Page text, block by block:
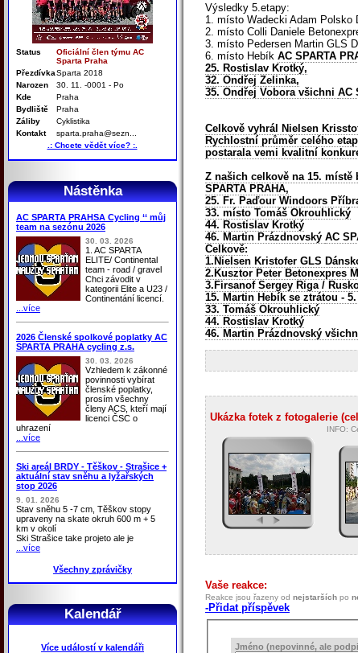
Status
Oficiální člen týmu AC
Sparta Praha
PřezdívkaSparta 2018
Narozen
30. 11. -0001 - Po
Kde
Praha
Bydliště
Praha
Záliby
Cyklistika
Kontakt
sparta.praha@sezn...
.: Chcete vědět více? :.
Nástěnka
AC SPARTA PRAHSA Cycling ‘‘ můj
team na sezónu 2026
30. 03. 2026
1. AC SPARTA
ELITE/ Continental
team - road / gravel
Chci závodit v
kategorii Elite a U23 /
Continentání licencí.
...více
2026 Členské spolkové poplatky AC
SPARTA PRAHA cycling z.s.
30. 03. 2026
Vzhledem k zákonné
povinnosti vybírat
členské poplatky,
prosím všechny
členy ACS, kteří mají
licenci ČSC o
uhrazení
...více
Ski areál BRDY - Těškov - Strašice +
aktuální stav sněhu a lyžařských
stop 2026
9. 01. 2026
Stav sněhu 5 -7 cm, Těškov stopy
upraveny na skate okruh 600 m + 5
km v okolí
Ski Strašice take projeto ale je
...více
Všechny zprávičky
Kalendář
Více událostí v kalendáři
Výsledky 5.etapy:
1. místo Wadecki Adam Polsko
2. místo Colli Daniele
3. místo Pedersen Martin GLS
6. místo Hebík AC SPARTA
25. Rostislav Krotký,
32. Ondřej Zelinka,
35. Ondřej Vobora všichni AC
Celkově vyhrál Nielsen
Rychlostní průměr celého
postarala vemi kvalitní
Z našich celkově na 15. místě
SPARTA PRAHA,
25. Fr. Paďour Windoors
33. místo Tomáš Okrouhlický
44. Rostislav Krotký
46. Martin Prázdnovský AC
Celkově:
1.Nielsen Kristofer GLS
2.Kusztor Peter Betonexpres
3.Firsanof Sergey Riga /
15. Martin Hebík se ztrátou -
33. Tomáš Okrouhlický
44. Rostislav Krotký
46. Martin Prázdnovský
Ukázka fotek z fotogalerie
INFO:
Vaše reakce:
Reakce jsou řazeny od nejstarších po
-Přidat příspěvek
Jméno (nepovinné, ale